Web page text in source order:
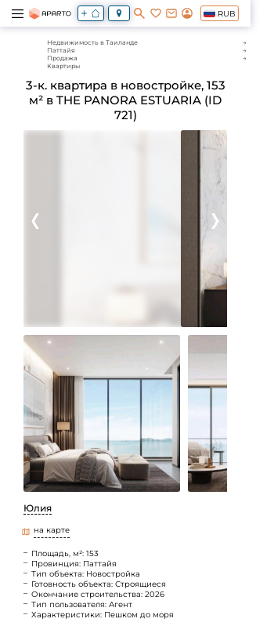
RUB
Недвижимость в Таиланде
Паттайя
Продажа
Квартиры
3-к. квартира в новостройке, 153
м² в THE PANORA ESTUARIA (ID
721)
Юлия
на карте
Площадь, м²: 153
Провинция: Паттайя
Тип объекта: Новостройка
Готовность объекта: Строящиеся
Окончание строительства: 2026
Тип пользователя: Агент
Характеристики: Пешком до моря